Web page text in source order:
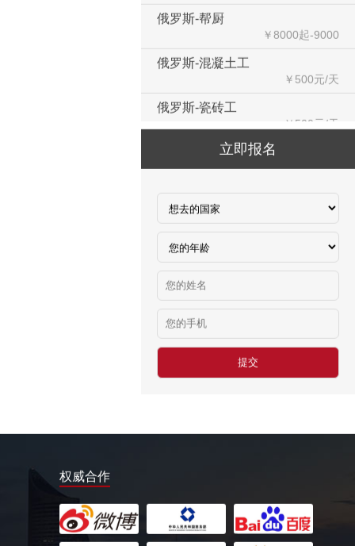
俄罗斯-钢筋工
￥8000-9000
德国食品厂
厨师、帮厨（夫妻工）
￥25-27.76纽币/小时，2.6万RMB/月
￥25万日元/月收入
新西兰-花园管理
立即报名
权威合作